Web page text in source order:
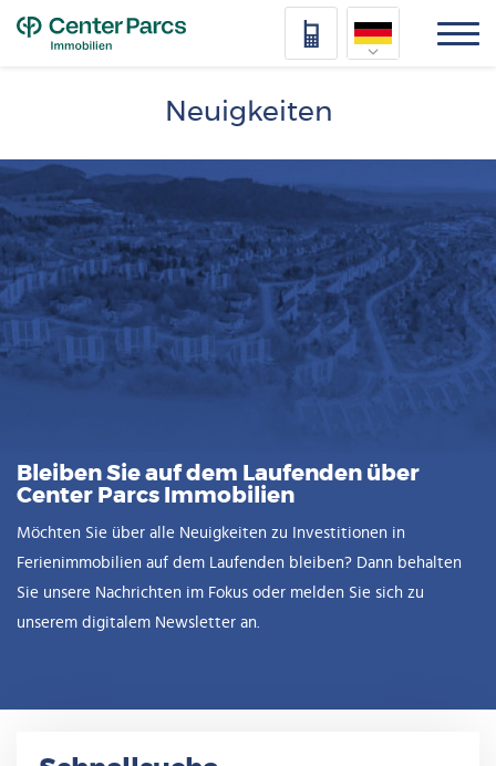
Français
Vlaams
Neuigkeiten
Bleiben Sie auf dem Laufenden über
Center Parcs Immobilien
Möchten Sie über alle Neuigkeiten zu Investitionen in
Ferienimmobilien auf dem Laufenden bleiben? Dann behalten
Sie unsere Nachrichten im Fokus oder melden Sie sich zu
unserem digitalem Newsletter an.